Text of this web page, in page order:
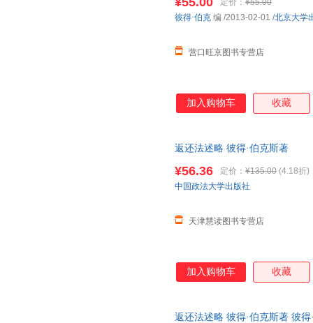
定价： ¥55.00
营口旺京图书专营店
彼得·伯克 编 /2013-02-01 /北京大学
加入购物车 收藏
返还法述略 彼得·伯克斯著
¥56.36 定价： ¥135.00 (4.18折)
天津慧读图书专营店
中国政法大学出版社
加入购物车 收藏
返还法述略 彼得·伯克斯著 彼